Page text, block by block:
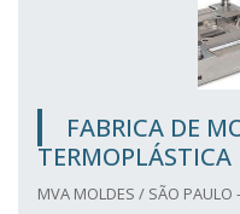
FABRICA DE
TERMOPLÁSTICA
MVA MOLDES / SÃO PAULO